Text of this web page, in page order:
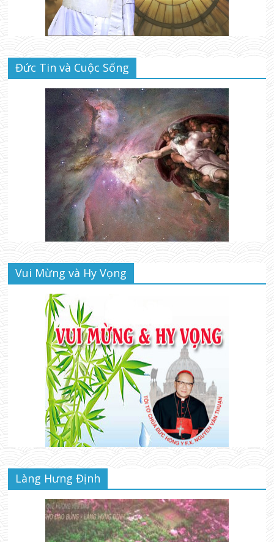
Đức Tin và Cuộc Sống
Vui Mừng và Hy Vọng
Làng Hưng Định